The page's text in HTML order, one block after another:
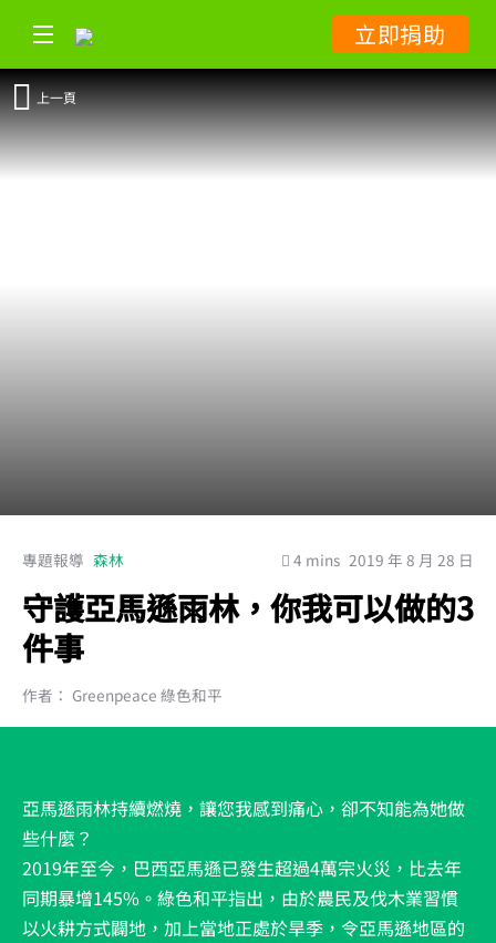
立即捐助
上一頁
專題報導 森林 4 mins 2019 年 8 月 28 日
守護亞馬遜雨林，你我可以做的3
件事
作者： Greenpeace 綠色和平
亞馬遜雨林持續燃燒，讓您我感到痛心，卻不知能為她做
些什麼？
2019年至今，巴西亞馬遜已發生超過4萬宗火災，比去年
同期暴增145%。綠色和平指出，由於農民及伐木業習慣
以火耕方式闢地，加上當地正處於旱季，令亞馬遜地區的